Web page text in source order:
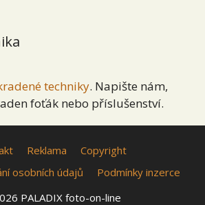
techniky. Napište nám,
foťák nebo příslušenství.
Reklama
Copyright
osobních údajů
Podmínky inzerce
PALADIX foto-on-line